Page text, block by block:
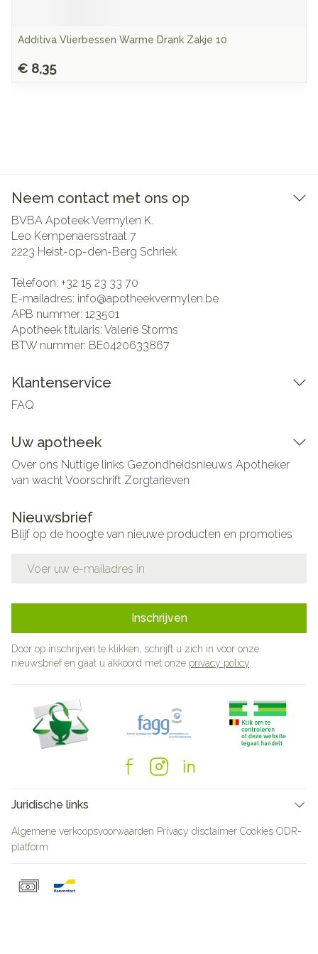
Additiva Vlierbessen Warme Drank Zakje 10
€ 8,35
Neem contact met ons op
BVBA Apoteek Vermylen K.
Leo Kempenaersstraat 7
2223 Heist-op-den-Berg Schriek
Telefoon: +32 15 23 33 70
E-mailadres: info@apotheekvermylen.be
APB nummer: 123501
Apotheek titularis: Valerie Storms
BTW nummer: BE0420633867
Klantenservice
FAQ
Uw apotheek
Over ons Nuttige links Gezondheidsnieuws Apotheker
van wachtVoorschrift Zorgtarieven
Nieuwsbrief
Blijf op de hoogte van nieuwe producten en promoties
Inschrijven
Door op inschrijven te klikken, schrijft u zich in voor onze
nieuwsbrief en gaat u akkoord met onze privacy policy
Juridische links
Algemene verkoopsvoorwaarden Privacy disclaimer Cookies ODR-
platform